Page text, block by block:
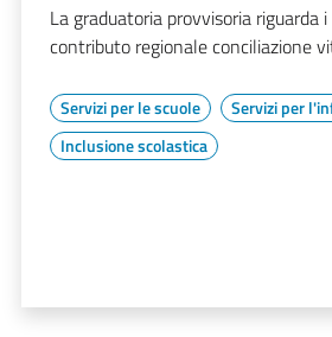
La graduatoria provvisoria riguarda
contributo regionale conciliazione
Servizi per le scuole
Servizi per
Inclusione scolastica